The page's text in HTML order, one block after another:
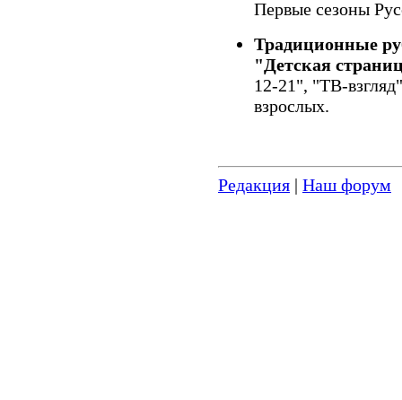
Первые сезоны
Традиционные
"Детская
12-21", "ТВ-
взрослых.
Редакция | Наш форум